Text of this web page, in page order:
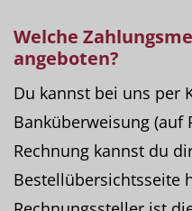
Welche
angeboten?
Du kannst bei uns per
Banküberweisung (auf
Rechnung kannst du
Bestellübersichtsseite